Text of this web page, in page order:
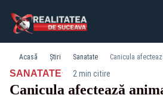
Acasă Știri Sanatate
SANATATE· 2 min citire
Canicula afectează